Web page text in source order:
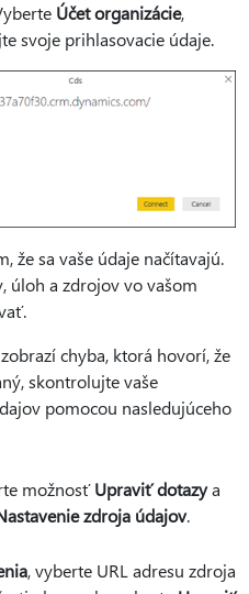
Účet organizácie,
svoje prihlasovacie údaje.
že sa vaše údaje načítavajú.
úloh a zdrojov vo vašom
chyba, ktorá hovorí, že
skontrolujte vaše
pomocou nasledujúceho
možnosťUpraviť dotazya
zdroja údajov.
, vyberte URL adresu zdroja